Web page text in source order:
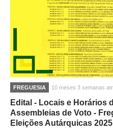
FREGUESIA 10 meses 3 semanas
Edital - Locais e Horários
Assembleias de Voto -
Eleições Autárquicas 2025